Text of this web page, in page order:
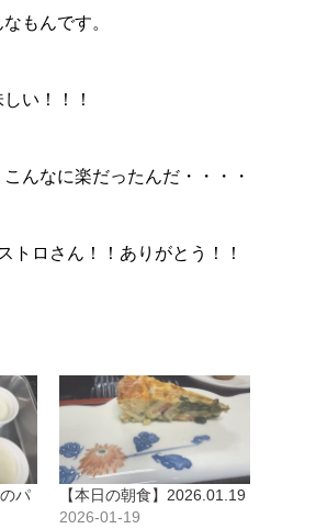
もんです。
い！！！
んなに楽だったんだ・・・・
トロさん！！ありがとう！！
パ
【本日の朝食】2026.01.19
2026-01-19